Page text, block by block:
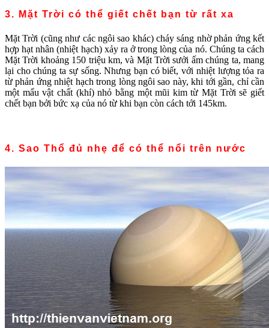
3. Mặt Trời có thể giết chết bạn từ rất xa
Mặt Trời (cũng như các ngôi sao khác) cháy sáng nhờ phản ứng kết
hợp hạt nhân (nhiệt hạch) xảy ra ở trong lòng của nó. Chúng ta cách
Mặt Trời khoảng 150 triệu km, và Mặt Trời sưởi ấm chúng ta, mang
lại cho chúng ta sự sống. Nhưng bạn có biết, với nhiệt lượng tỏa ra
từ phản ứng nhiệt hạch trong lòng ngôi sao này, khi tới gần, chỉ cần
một mẩu vật chất (khí) nhỏ bằng một mũi kim từ Mặt Trời sẽ giết
chết bạn bởi bức xạ của nó từ khi bạn còn cách tới 145km.
4. Sao Thổ đủ nhẹ để có thể nổi trên nước